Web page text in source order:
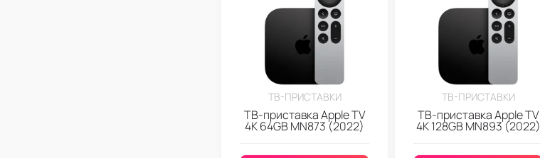
ТВ-ПРИСТАВКИ
ТВ-приставка Apple TV
4K 64GB MN873 (2022)
ТВ-ПРИСТАВКИ
ТВ-приставка Apple TV
4K 128GB MN893 (2022)